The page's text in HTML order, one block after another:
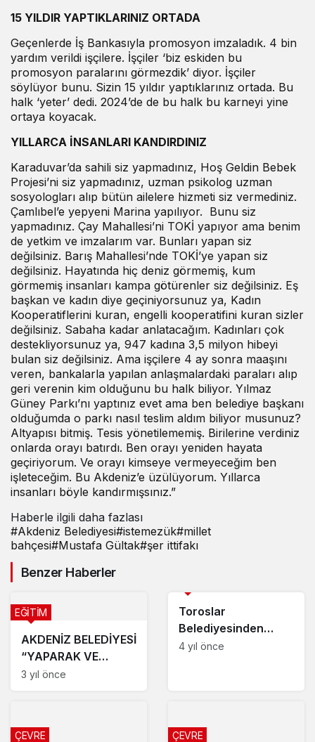
15 YILDIR YAPTIKLARINIZ ORTADA
Geçenlerde İş Bankasıyla promosyon imzaladık. 4 bin
yardım verildi işçilere. İşçiler ‘biz eskiden bu
promosyon paralarını görmezdik’ diyor. İşçiler
söylüyor bunu. Sizin 15 yıldır yaptıklarınız ortada. Bu
halk ‘yeter’ dedi. 2024’de de bu halk bu karneyi yine
ortaya koyacak.
YILLARCA İNSANLARI KANDIRDINIZ
Karaduvar’da sahili siz yapmadınız, Hoş Geldin Bebek
Projesi’ni siz yapmadınız, uzman psikolog uzman
sosyologları alıp bütün ailelere hizmeti siz vermediniz.
Çamlıbel’e yepyeni Marina yapılıyor. Bunu siz
yapmadınız. Çay Mahallesi’ni TOKİ yapıyor ama benim
de yetkim ve imzalarım var. Bunları yapan siz
değilsiniz. Barış Mahallesi’nde TOKİ’ye yapan siz
değilsiniz. Hayatında hiç deniz görmemiş, kum
görmemiş insanları kampa götürenler siz değilsiniz. Eş
başkan ve kadın diye geçiniyorsunuz ya, Kadın
Kooperatiflerini kuran, engelli kooperatifini kuran sizler
değilsiniz. Sabaha kadar anlatacağım. Kadınları çok
destekliyorsunuz ya, 947 kadına 3,5 milyon hibeyi
bulan siz değilsiniz. Ama işçilere 4 ay sonra maaşını
veren, bankalarla yapılan anlaşmalardaki paraları alıp
geri verenin kim olduğunu bu halk biliyor. Yılmaz
Güney Parkı’nı yaptınız evet ama ben belediye başkanı
olduğumda o parkı nasıl teslim aldım biliyor musunuz?
Altyapısı bitmiş. Tesis yönetilememiş. Birilerine verdiniz
onlarda orayı batırdı. Ben orayı yeniden hayata
geçiriyorum. Ve orayı kimseye vermeyeceğim ben
işleteceğim. Bu Akdeniz’e üzülüyorum. Yıllarca
insanları böyle kandırmışsınız.”
Haberle ilgili daha fazlası
#Akdeniz Belediyesi#istemezük#millet
bahçesi#Mustafa Gültak#şer ittifakı
Benzer Haberler
AKDENİZ BELEDİYESİ
“YAPARAK VE
YAŞAYARAK
EĞİTİM
3 yıl önce
Toroslar
Belediyesinden
Çukurova
4 yıl önce
ÇEVRE ÇEVRE